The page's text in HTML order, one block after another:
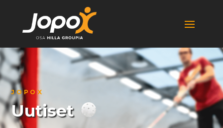
JOPOX
Uutiset